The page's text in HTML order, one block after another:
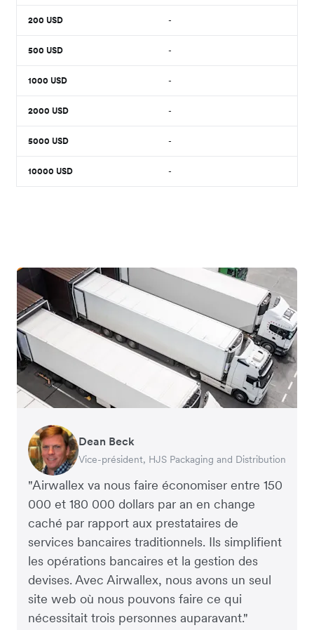
200 USD -
500 USD -
1000 USD -
2000 USD -
5000 USD -
10000 USD -
"Airwallex va nous faire économiser entre 150
000 et 180 000 dollars par an en change
caché par rapport aux prestataires de
services bancaires traditionnels. Ils simplifient
les opérations bancaires et la gestion des
devises. Avec Airwallex, nous avons un seul
site web où nous pouvons faire ce qui
nécessitait trois personnes auparavant."
Dean Beck
Vice-président, HJS Packaging and Distribution
Hari Polavarapu
PDG, Taxila Stone
Murray Kester
PDG, Cosmetics Now – eCommerce
Gauri Nanda
PDG, Clocky